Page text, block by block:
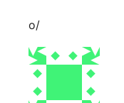
o/